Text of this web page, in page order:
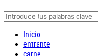
Inicio
entrante
carne